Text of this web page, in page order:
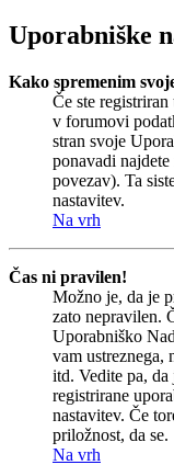
Uporabniške
Kako spremenim
Če ste
v forumovi
stran svoje
ponavadi
povezav). Ta
nastavitev.
Na vrh
Čas ni pravilen!
Možno je, da je
zato nepravilen.
Uporabniško
vam ustreznega,
itd. Vedite pa, da
registrirane
nastavitev. Če
priložnost, da se.
Na vrh